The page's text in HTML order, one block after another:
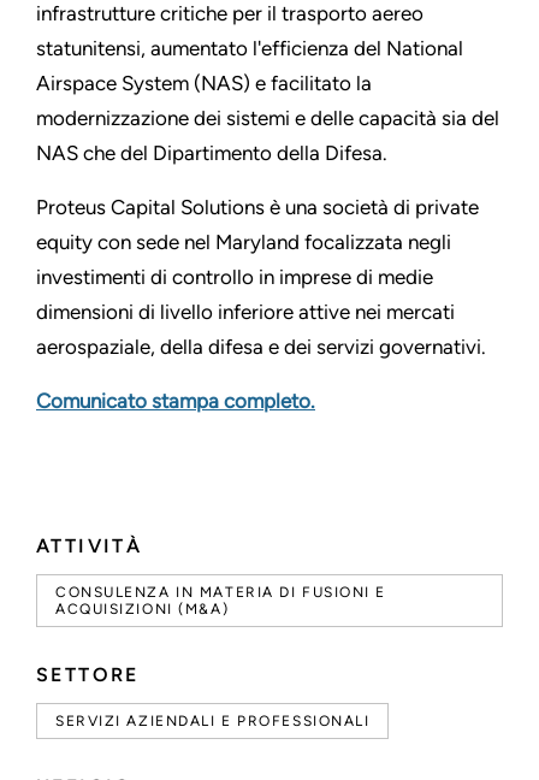
ATTIVITÀ
CONSULENZA IN MATERIA DI FUSIONI E
ACQUISIZIONI (M&A)
SETTORE
SERVIZI AZIENDALI E PROFESSIONALI
infrastrutture critiche per il trasporto aereo
statunitensi, aumentato l'efficienza del National
Airspace System (NAS) e facilitato la
modernizzazione dei sistemi e delle capacità sia del
NAS che del Dipartimento della Difesa.
Proteus Capital Solutions è una società di private
equity con sede nel Maryland focalizzata negli
investimenti di controllo in imprese di medie
dimensioni di livello inferiore attive nei mercati
aerospaziale, della difesa e dei servizi governativi.
Comunicato stampa completo.